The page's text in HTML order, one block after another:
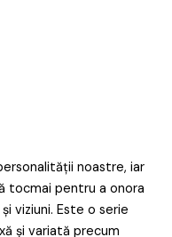
noastre, iar
tocmai pentru a onora
viziuni. Este o serie
și variată precum